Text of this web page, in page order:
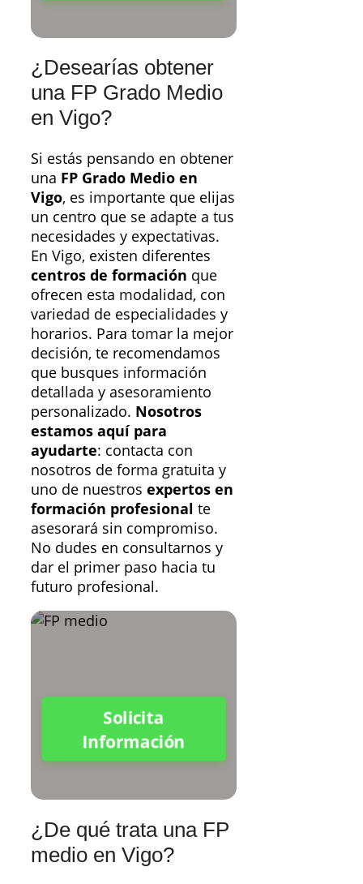
¿Desearías obtener
una FP Grado Medio
en Vigo?
Si estás pensando en obtener
una FP Grado Medio en
Vigo, es importante que elijas
un centro que se adapte a tus
necesidades y expectativas.
En Vigo, existen diferentes
centros de formación que
ofrecen esta modalidad, con
variedad de especialidades y
horarios. Para tomar la mejor
decisión, te recomendamos
que busques información
detallada y asesoramiento
personalizado. Nosotros
estamos aquí para
ayudarte: contacta con
nosotros de forma gratuita y
uno de nuestros expertos en
formación profesional te
asesorará sin compromiso.
No dudes en consultarnos y
dar el primer paso hacia tu
futuro profesional.
Solicita
Información
¿De qué trata una FP
medio en Vigo?